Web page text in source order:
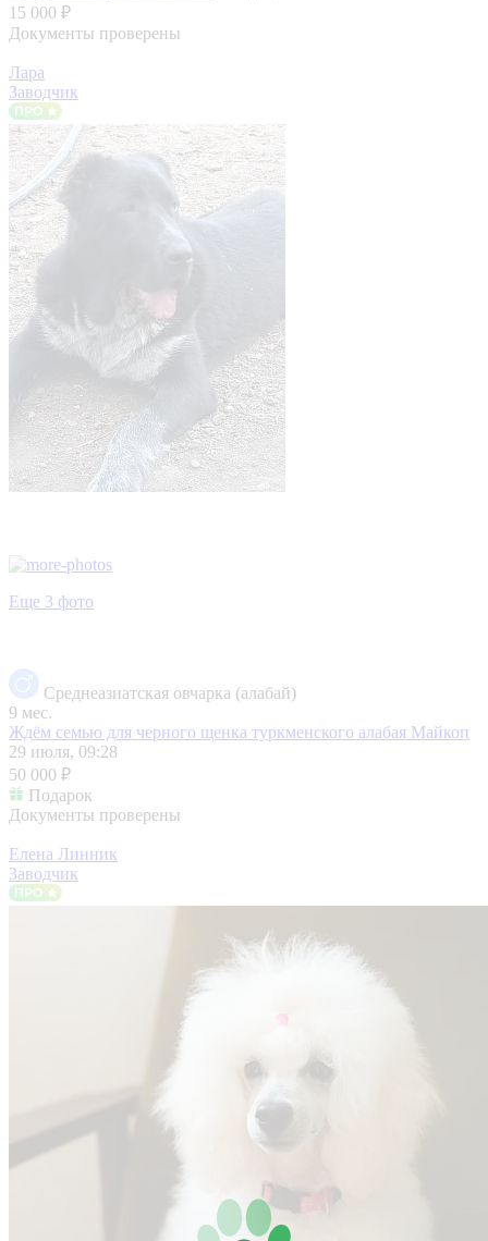
15 000 ₽
Документы проверены
Лара
Заводчик
Еще 3 фото
Среднеазиатская овчарка (алабай)
9 мес.
Ждём семью для черного щенка туркменского алабая Майкоп
29 июля, 09:28
50 000 ₽
Подарок
Документы проверены
Елена Линник
Заводчик